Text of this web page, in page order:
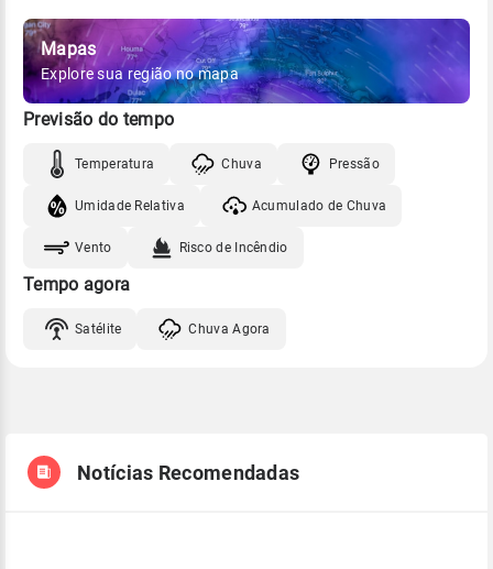
Mapas
Explore sua região no mapa
Previsão do tempo
Temperatura Chuva Pressão
Umidade Relativa Acumulado de Chuva
Vento Risco de Incêndio
Tempo agora
Satélite Chuva Agora
Notícias Recomendadas